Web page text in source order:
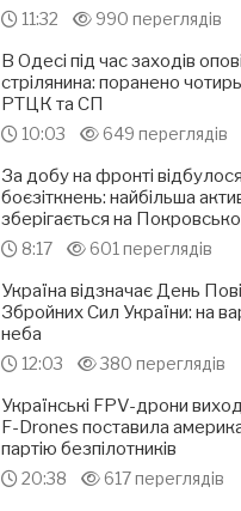
11:32 990 переглядів
В Одесі під час заходів
стрілянина: поранено
РТЦК та СП
10:03 649 переглядів
За добу на фронті
боєзіткнень: найбільша
зберігається на
8:17 601 переглядів
Україна відзначає День
Збройних Сил України: на
неба
12:03 380 переглядів
Українські FPV-дрони
F-Drones поставила
партію безпілотників
20:38 617 переглядів